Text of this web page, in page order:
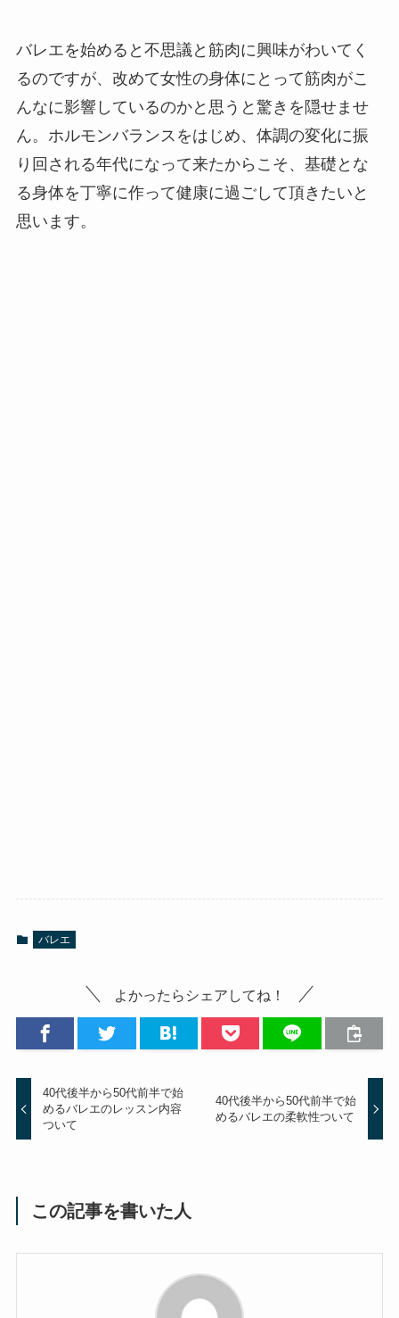
バレエを始めると不思議と筋肉に興味がわいてく
るのですが、改めて女性の身体にとって筋肉がこ
んなに影響しているのかと思うと驚きを隠せませ
ん。ホルモンバランスをはじめ、体調の変化に振
り回される年代になって来たからこそ、基礎とな
る身体を丁寧に作って健康に過ごして頂きたいと
思います。
バレエ
よかったらシェアしてね！
40代後半から50代前半で始
めるバレエのレッスン内容
ついて
40代後半から50代前半で始
めるバレエの柔軟性ついて
この記事を書いた人